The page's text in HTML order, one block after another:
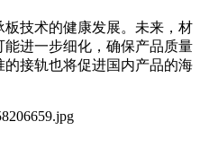
技术的健康发展。未来，材
进一步细化，确保产品质量
接轨也将促进国内产品的海